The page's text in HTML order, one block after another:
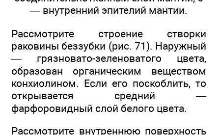
— внутренний эпителий мантии.
Рассмотрите строение створки
раковины беззубки (рис. 71). Наружный
— грязновато-зеленоватого цвета,
образован органическим веществом
конхиолином. Если его поскоблить, то
открывается средний —
фарфоровидный слой белого цвета.
Рассмотрите внутреннюю поверхность